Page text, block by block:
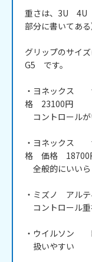
重さは、3U　4U
部分に書いてある
グリップのサイ
G5　です。
・ヨネックス　
格　23100円
コントロールが
・ヨネックス　
格　価格　18700
全般的にいいら
・ミズノ　アル
コントロール
・ウイルソン　
扱いやすい